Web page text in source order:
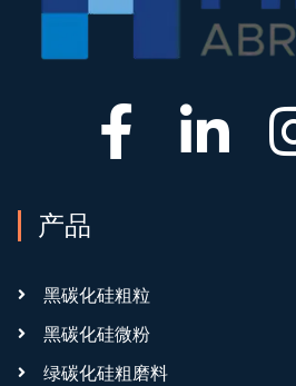
产品
黑碳化硅粗粒
黑碳化硅微粉
绿碳化硅粗磨料